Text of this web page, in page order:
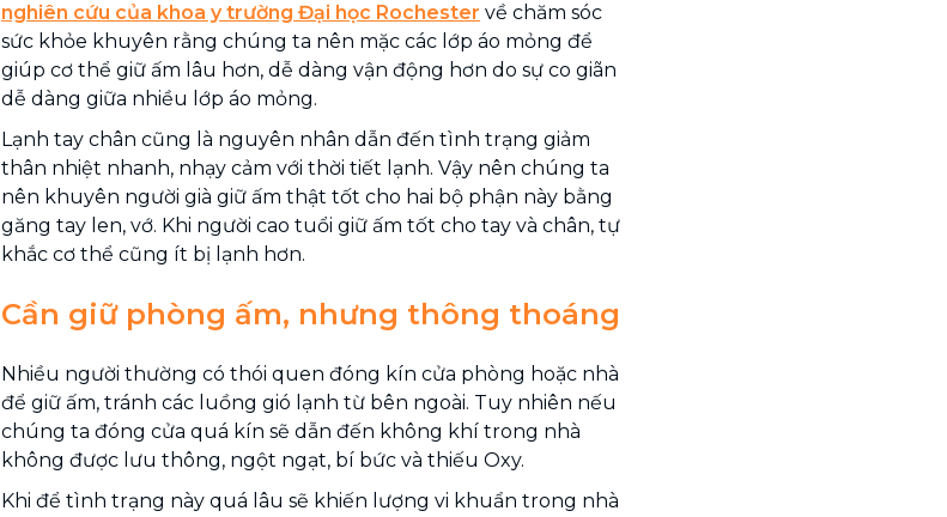
nghiên cứu của khoa y trường Đại học Rochester về chăm sóc
sức khỏe khuyên rằng chúng ta nên mặc các lớp áo mỏng để
giúp cơ thể giữ ấm lâu hơn, dễ dàng vận động hơn do sự co giãn
dễ dàng giữa nhiều lớp áo mỏng.
Lạnh tay chân cũng là nguyên nhân dẫn đến tình trạng giảm
thân nhiệt nhanh, nhạy cảm với thời tiết lạnh. Vậy nên chúng ta
nên khuyên người già giữ ấm thật tốt cho hai bộ phận này bằng
găng tay len, vớ. Khi người cao tuổi giữ ấm tốt cho tay và chân, tự
khắc cơ thể cũng ít bị lạnh hơn.
Cần giữ phòng ấm, nhưng thông thoáng
Nhiều người thường có thói quen đóng kín cửa phòng hoặc nhà
để giữ ấm, tránh các luồng gió lạnh từ bên ngoài. Tuy nhiên nếu
chúng ta đóng cửa quá kín sẽ dẫn đến không khí trong nhà
không được lưu thông, ngột ngạt, bí bức và thiếu Oxy.
Khi để tình trạng này quá lâu sẽ khiến lượng vi khuẩn trong nhà